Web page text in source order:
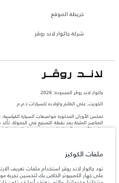
خريطة الموقع
شركة جاكوار لاند روڤر
جاكوار لاند روڨر المحدودة: 2026
الكويت, علي الغانم واولاده للسيارات ذ.م.م
تعكس الأوزان المذكورة مواصفات السيارة
العناصر المثبتة بعد نقطة التصنيع في الحمولة. تأكد
والحد الأقصى لأحمال المحور عند تحميل السيارة
المعلومات والمواصفات والأسعار والألوان
والتحقق من الأسعار.
ملاحظة مهمة حول الصور والمواصفات.إن النقص
ملفات الكوكيز
تود جاكوار لاند روڤر استخدام ملفات تعريف
على جهاز الكمبيوتر الخاص بك لتحسين تجربة